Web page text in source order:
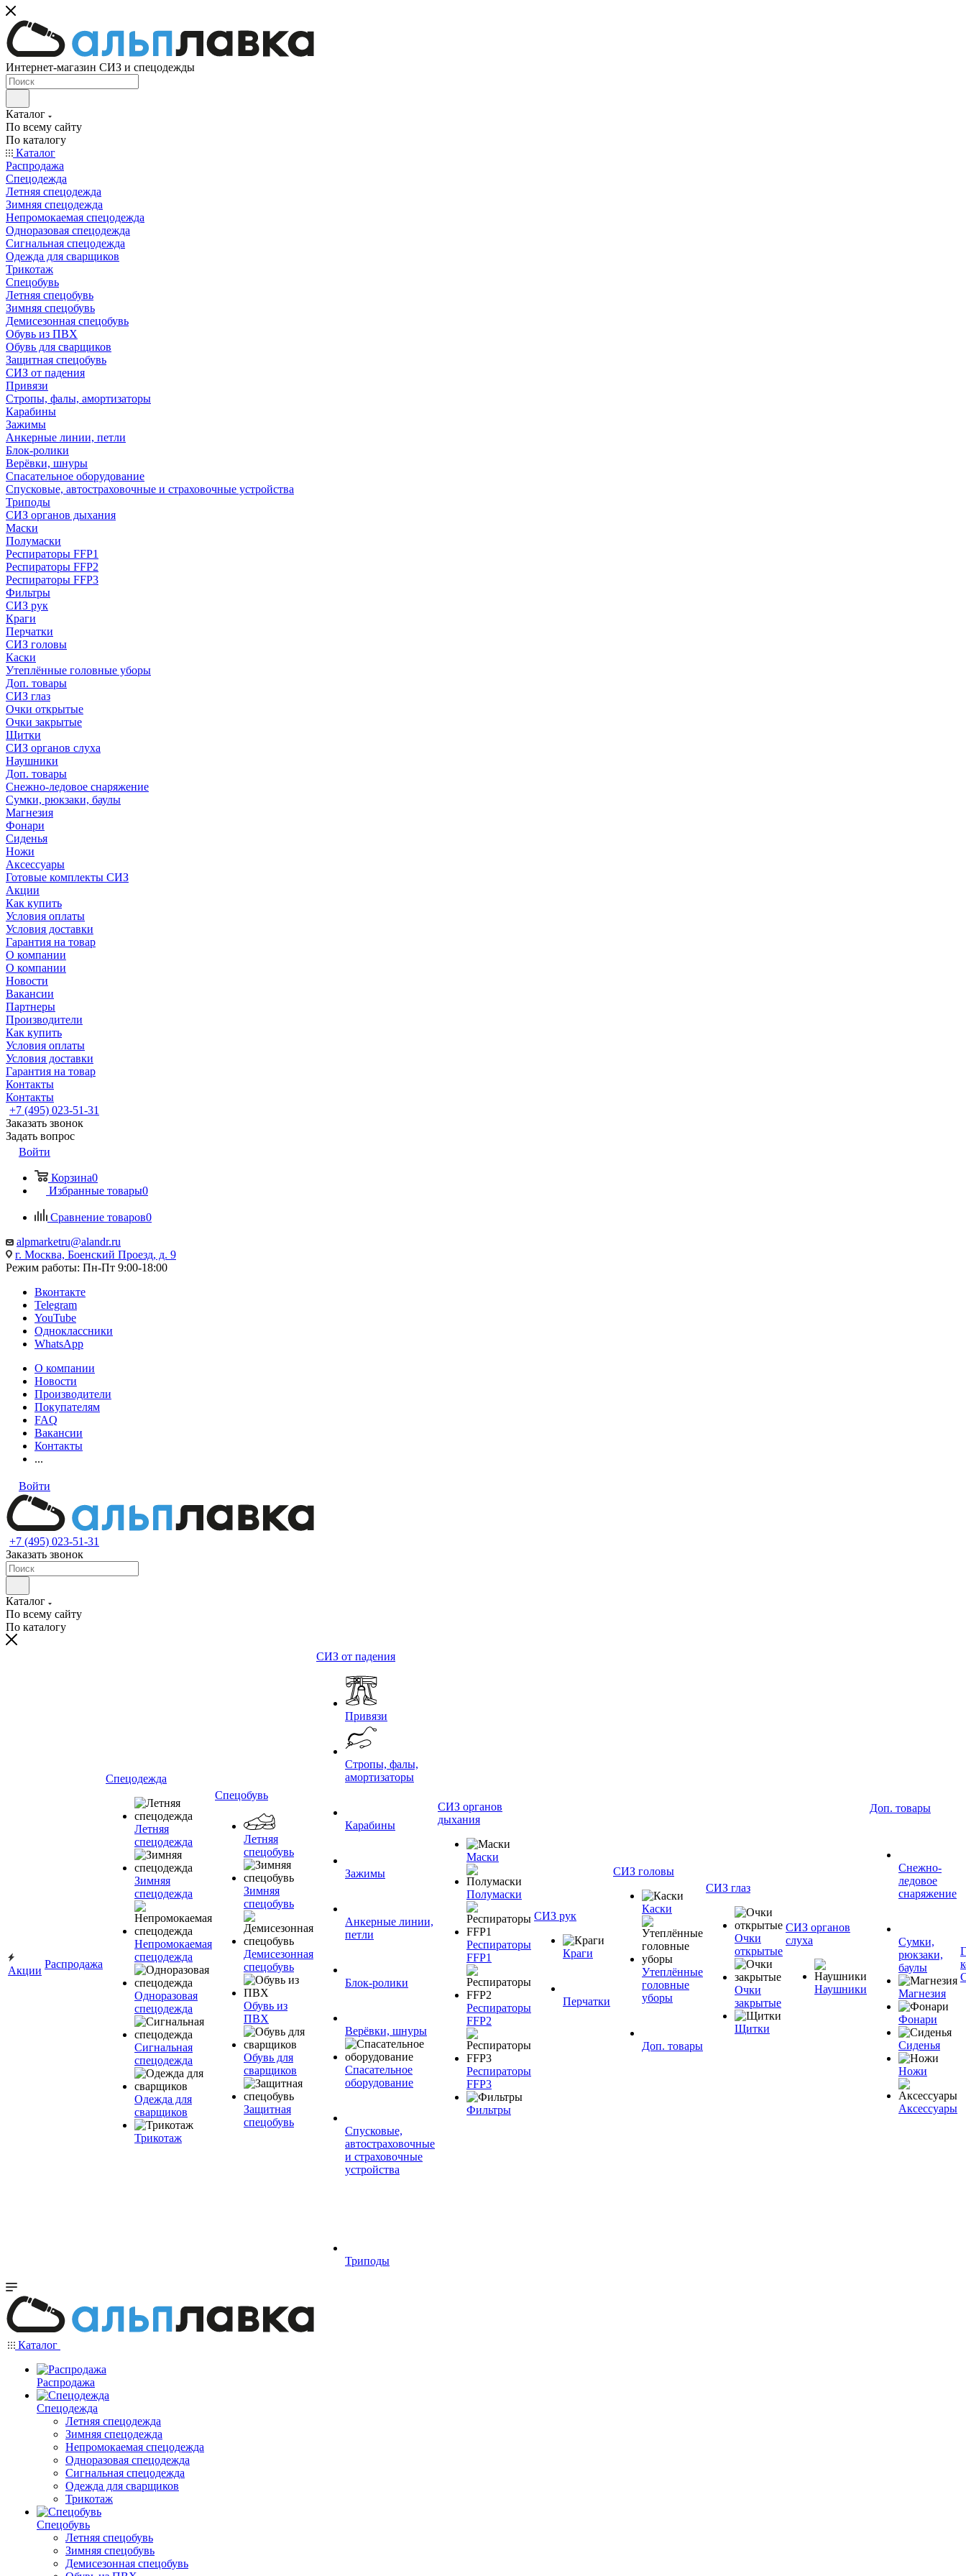
Интернет-магазин СИЗ и спецодежды
Каталог
По всему сайту
По каталогу
Каталог
Распродажа
Спецодежда
Летняя спецодежда
Зимняя спецодежда
Непромокаемая спецодежда
Одноразовая спецодежда
Сигнальная спецодежда
Одежда для сварщиков
Трикотаж
Спецобувь
Летняя спецобувь
Зимняя спецобувь
Демисезонная спецобувь
Обувь из ПВХ
Обувь для сварщиков
Защитная спецобувь
СИЗ от падения
Привязи
Стропы, фалы, амортизаторы
Карабины
Зажимы
Анкерные линии, петли
Блок-ролики
Верёвки, шнуры
Спасательное оборудование
Спусковые, автостраховочные и страховочные устройства
Триподы
СИЗ органов дыхания
Маски
Полумаски
Респираторы FFP1
Респираторы FFP2
Респираторы FFP3
Фильтры
СИЗ рук
Краги
Перчатки
СИЗ головы
Каски
Утеплённые головные уборы
Доп. товары
СИЗ глаз
Очки открытые
Очки закрытые
Щитки
СИЗ органов слуха
Наушники
Доп. товары
Снежно-ледовое снаряжение
Сумки, рюкзаки, баулы
Магнезия
Фонари
Сиденья
Ножи
Аксессуары
Готовые комплекты СИЗ
Акции
Как купить
Условия оплаты
Условия доставки
Гарантия на товар
О компании
О компании
Новости
Вакансии
Партнеры
Производители
Как купить
Условия оплаты
Условия доставки
Гарантия на товар
Контакты
Контакты
+7 (495) 023-51-31
Заказать звонок
Задать вопрос
Войти
Корзина0
Избранные товары0
Сравнение товаров0
alpmarketru@alandr.ru
г. Москва, Боенский Проезд, д. 9
Режим работы: Пн-Пт 9:00-18:00
Вконтакте
Telegram
YouTube
Одноклассники
WhatsApp
О компании
Новости
Производители
Покупателям
FAQ
Вакансии
Контакты
...
Войти
+7 (495) 023-51-31
Заказать звонок
Каталог
По всему сайту
По каталогу
Акции
Распродажа
Спецодежда
Летняя
спецодежда
Зимняя
спецодежда
Непромокаемая
спецодежда
Одноразовая
спецодежда
Сигнальная
спецодежда
Одежда для
сварщиков
Трикотаж
Спецобувь
Летняя
спецобувь
Зимняя
спецобувь
Демисезонная
спецобувь
Обувь из
ПВХ
Обувь для
сварщиков
Защитная
спецобувь
СИЗ от падения
Привязи
Стропы, фалы,
амортизаторы
Карабины
Зажимы
Анкерные линии,
петли
Блок-ролики
Верёвки, шнуры
Спасательное
оборудование
Спусковые,
автостраховочные
и страховочные
устройства
Триподы
СИЗ органов
дыхания
Маски
Полумаски
Респираторы
FFP1
Респираторы
FFP2
Респираторы
FFP3
Фильтры
СИЗ рук
Краги
Перчатки
СИЗ головы
Каски
Утеплённые
головные
уборы
Доп. товары
СИЗ глаз
Очки
открытые
Очки
закрытые
Щитки
СИЗ органов
слуха
Наушники
Доп. товары
Снежно-
ледовое
снаряжение
Сумки,
рюкзаки,
баулы
Магнезия
Фонари
Сиденья
Ножи
Аксессуары
Каталог
Распродажа
Спецодежда
Летняя спецодежда
Зимняя спецодежда
Непромокаемая спецодежда
Одноразовая спецодежда
Сигнальная спецодежда
Одежда для сварщиков
Трикотаж
Спецобувь
Летняя спецобувь
Зимняя спецобувь
Демисезонная спецобувь